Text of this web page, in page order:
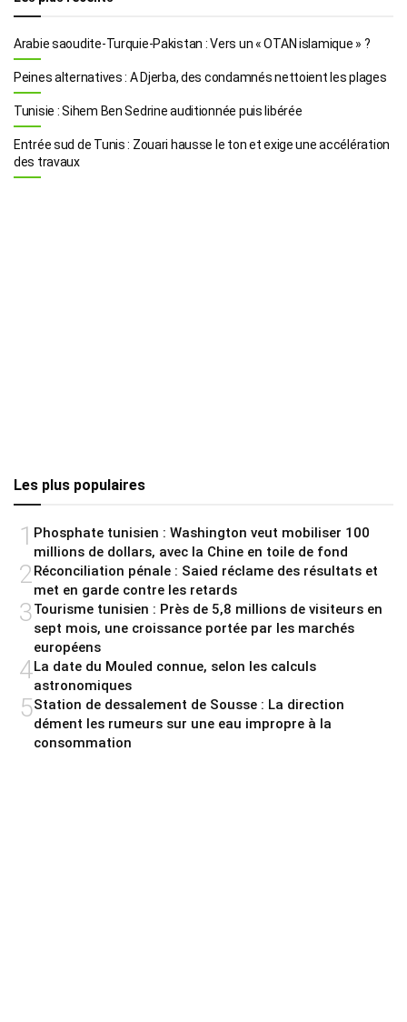
Arabie saoudite-Turquie-Pakistan : Vers un « OTAN islamique » ?
Peines alternatives : A Djerba, des condamnés nettoient les plages
Tunisie : Sihem Ben Sedrine auditionnée puis libérée
Entrée sud de Tunis : Zouari hausse le ton et exige une accélération
des travaux
Les plus populaires
1 Phosphate tunisien : Washington veut mobiliser 100
millions de dollars, avec la Chine en toile de fond
2Réconciliation pénale : Saied réclame des résultats et
met en garde contre les retards
3Tourisme tunisien : Près de 5,8 millions de visiteurs en
sept mois, une croissance portée par les marchés
européens
4La date du Mouled connue, selon les calculs
astronomiques
5Station de dessalement de Sousse : La direction
dément les rumeurs sur une eau impropre à la
consommation